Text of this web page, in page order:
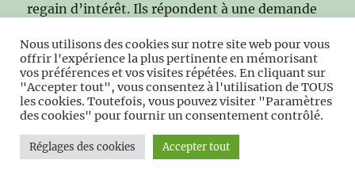
regain d’intérêt. Ils répondent à une demande
respect des objets.
7Conclusion du chapitre
Nous utilisons des cookies sur notre site web pour vous
offrir l'expérience la plus pertinente en mémorisant
vos préférences et vos visites répétées. En cliquant sur
"Accepter tout", vous consentez à l'utilisation de TOUS
les cookies. Toutefois, vous pouvez visiter "Paramètres
des cookies" pour fournir un consentement contrôlé.
Réglages des cookies Accepter tout